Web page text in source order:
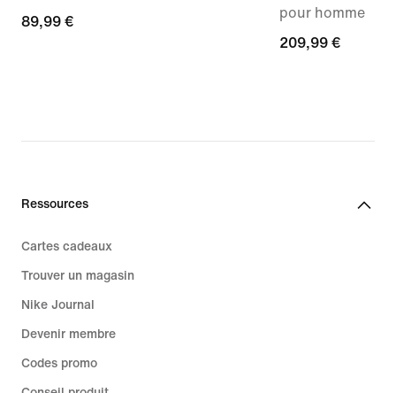
89,99 €
89,99 €
pour homme
209,99 €
209,99 €
Ressources
Cartes cadeaux
Trouver un magasin
Nike Journal
Devenir membre
Codes promo